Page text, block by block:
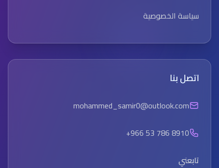
سياسة الخصوصية
اتصل بنا
mohammed_samir0@outlook.com
+966 53 786 8910
تابعني